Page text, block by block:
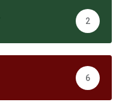
2
6